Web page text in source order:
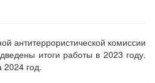
антитеррористической комиссии
итоги работы в 2023 году.
год.